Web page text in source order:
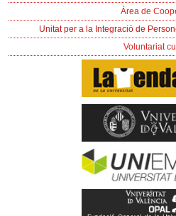
Àrea de
Unitat per a la Integració de
Voluntariat